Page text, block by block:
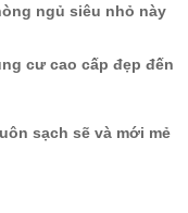
ngủ siêu nhỏ này
cư cao cấp đẹp đến
sạch sẽ và mới mẻ